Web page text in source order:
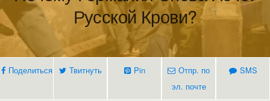
Русской Крови?
Поделиться Твитнуть Pin
Отпр. по
эл. почте
SMS